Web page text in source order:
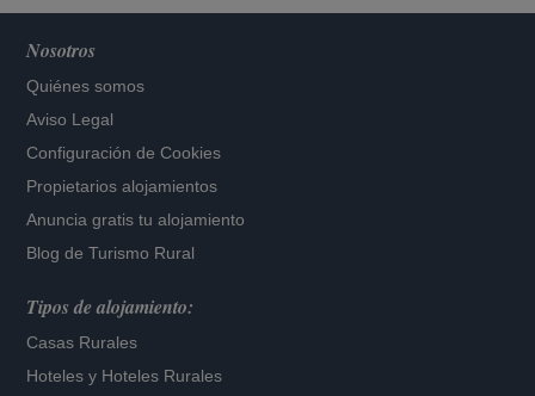
Nosotros
Quiénes somos
Aviso Legal
Configuración de Cookies
Propietarios alojamientos
Anuncia gratis tu alojamiento
Blog de Turismo Rural
Tipos de alojamiento:
Casas Rurales
Hoteles y Hoteles Rurales